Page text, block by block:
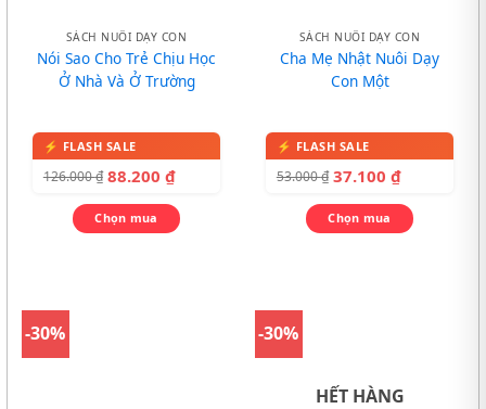
SÁCH NUÔI DẠY CON
Nói Sao Cho Trẻ Chịu Học
Ở Nhà Và Ở Trường
126.000₫ 88.200 ₫
Chọn mua
SÁCH NUÔI DẠY CON
Cha Mẹ Nhật Nuôi Dạy
Con Một
53.000₫ 37.100 ₫
Chọn mua
-30% -30%
HẾT HÀNG